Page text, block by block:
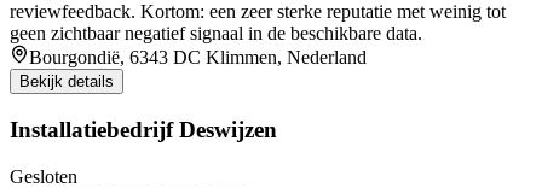
reviewfeedback. Kortom: een zeer sterke reputatie met weinig tot
geen zichtbaar negatief signaal in de beschikbare data.
Bourgondië, 6343 DC Klimmen, Nederland
Bekijk details
Installatiebedrijf Deswijzen
Gesloten